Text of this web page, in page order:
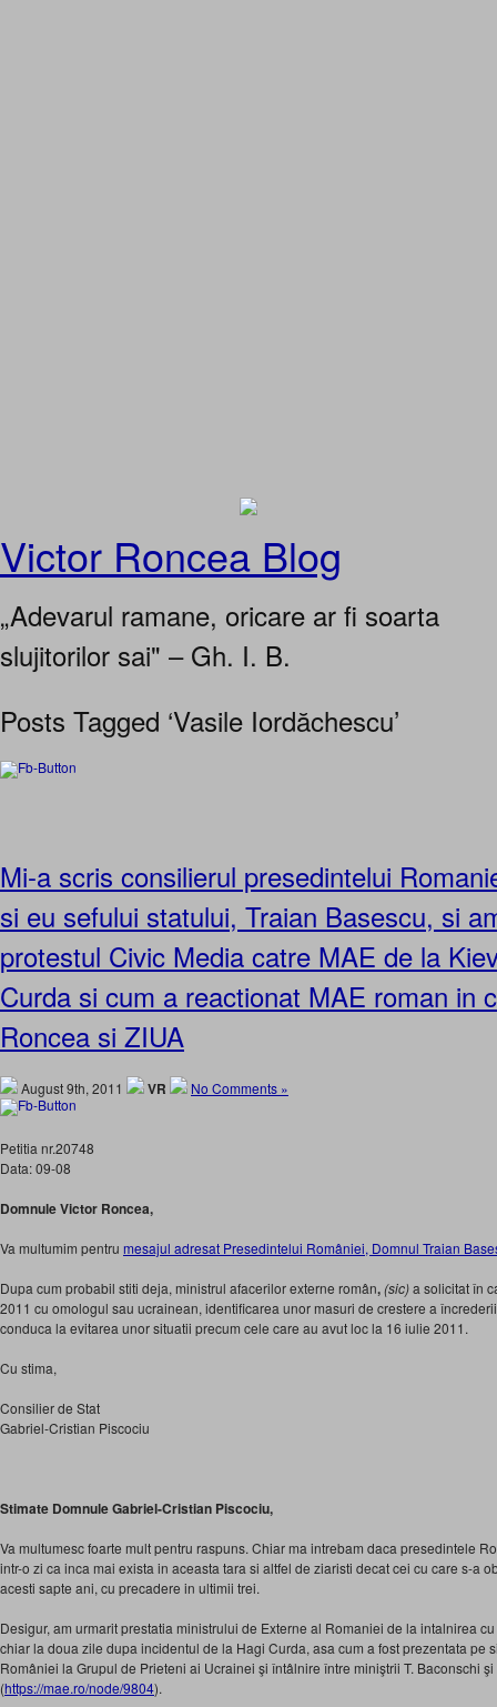
Victor Roncea Blog
„Adevarul ramane, oricare ar fi soarta
slujitorilor sai" – Gh. I. B.
Posts Tagged ‘Vasile Iordăchescu’
Mi-a scris consilierul presedintelui
si eu sefului statului, Traian Basescu, si
protestul Civic Media catre MAE de la
Curda si cum a reactionat MAE roman in
Roncea si ZIUA
August 9th, 2011 VR No Comments »
Petitia nr.20748
Data: 09-08
Domnule Victor Roncea,
Va multumim pentru mesajul adresat Presedintelui României, Domnul Traian
Dupa cum probabil stiti deja, ministrul afacerilor externe român,(sic)a solicitat în
2011 cu omologul sau ucrainean, identificarea unor masuri de crestere a
conduca la evitarea unor situatii precum cele care au avut loc la 16 iulie 2011.
Cu stima,
Consilier de Stat
Gabriel-Cristian Piscociu
Stimate Domnule Gabriel-Cristian Piscociu,
Va multumesc foarte mult pentru raspuns. Chiar ma intrebam daca presedintele
intr-o zi ca inca mai exista in aceasta tara si altfel de ziaristi decat cei cu care s-a
acesti sapte ani, cu precadere in ultimii trei.
Desigur, am urmarit prestatia ministrului de Externe al Romaniei de la intalnirea
chiar la doua zile dupa incidentul de la Hagi Curda, asa cum a fost prezentata pe
României la Grupul de Prieteni ai Ucrainei şi întâlnire între miniştrii T. Baconschi şi
(https://mae.ro/node/9804).